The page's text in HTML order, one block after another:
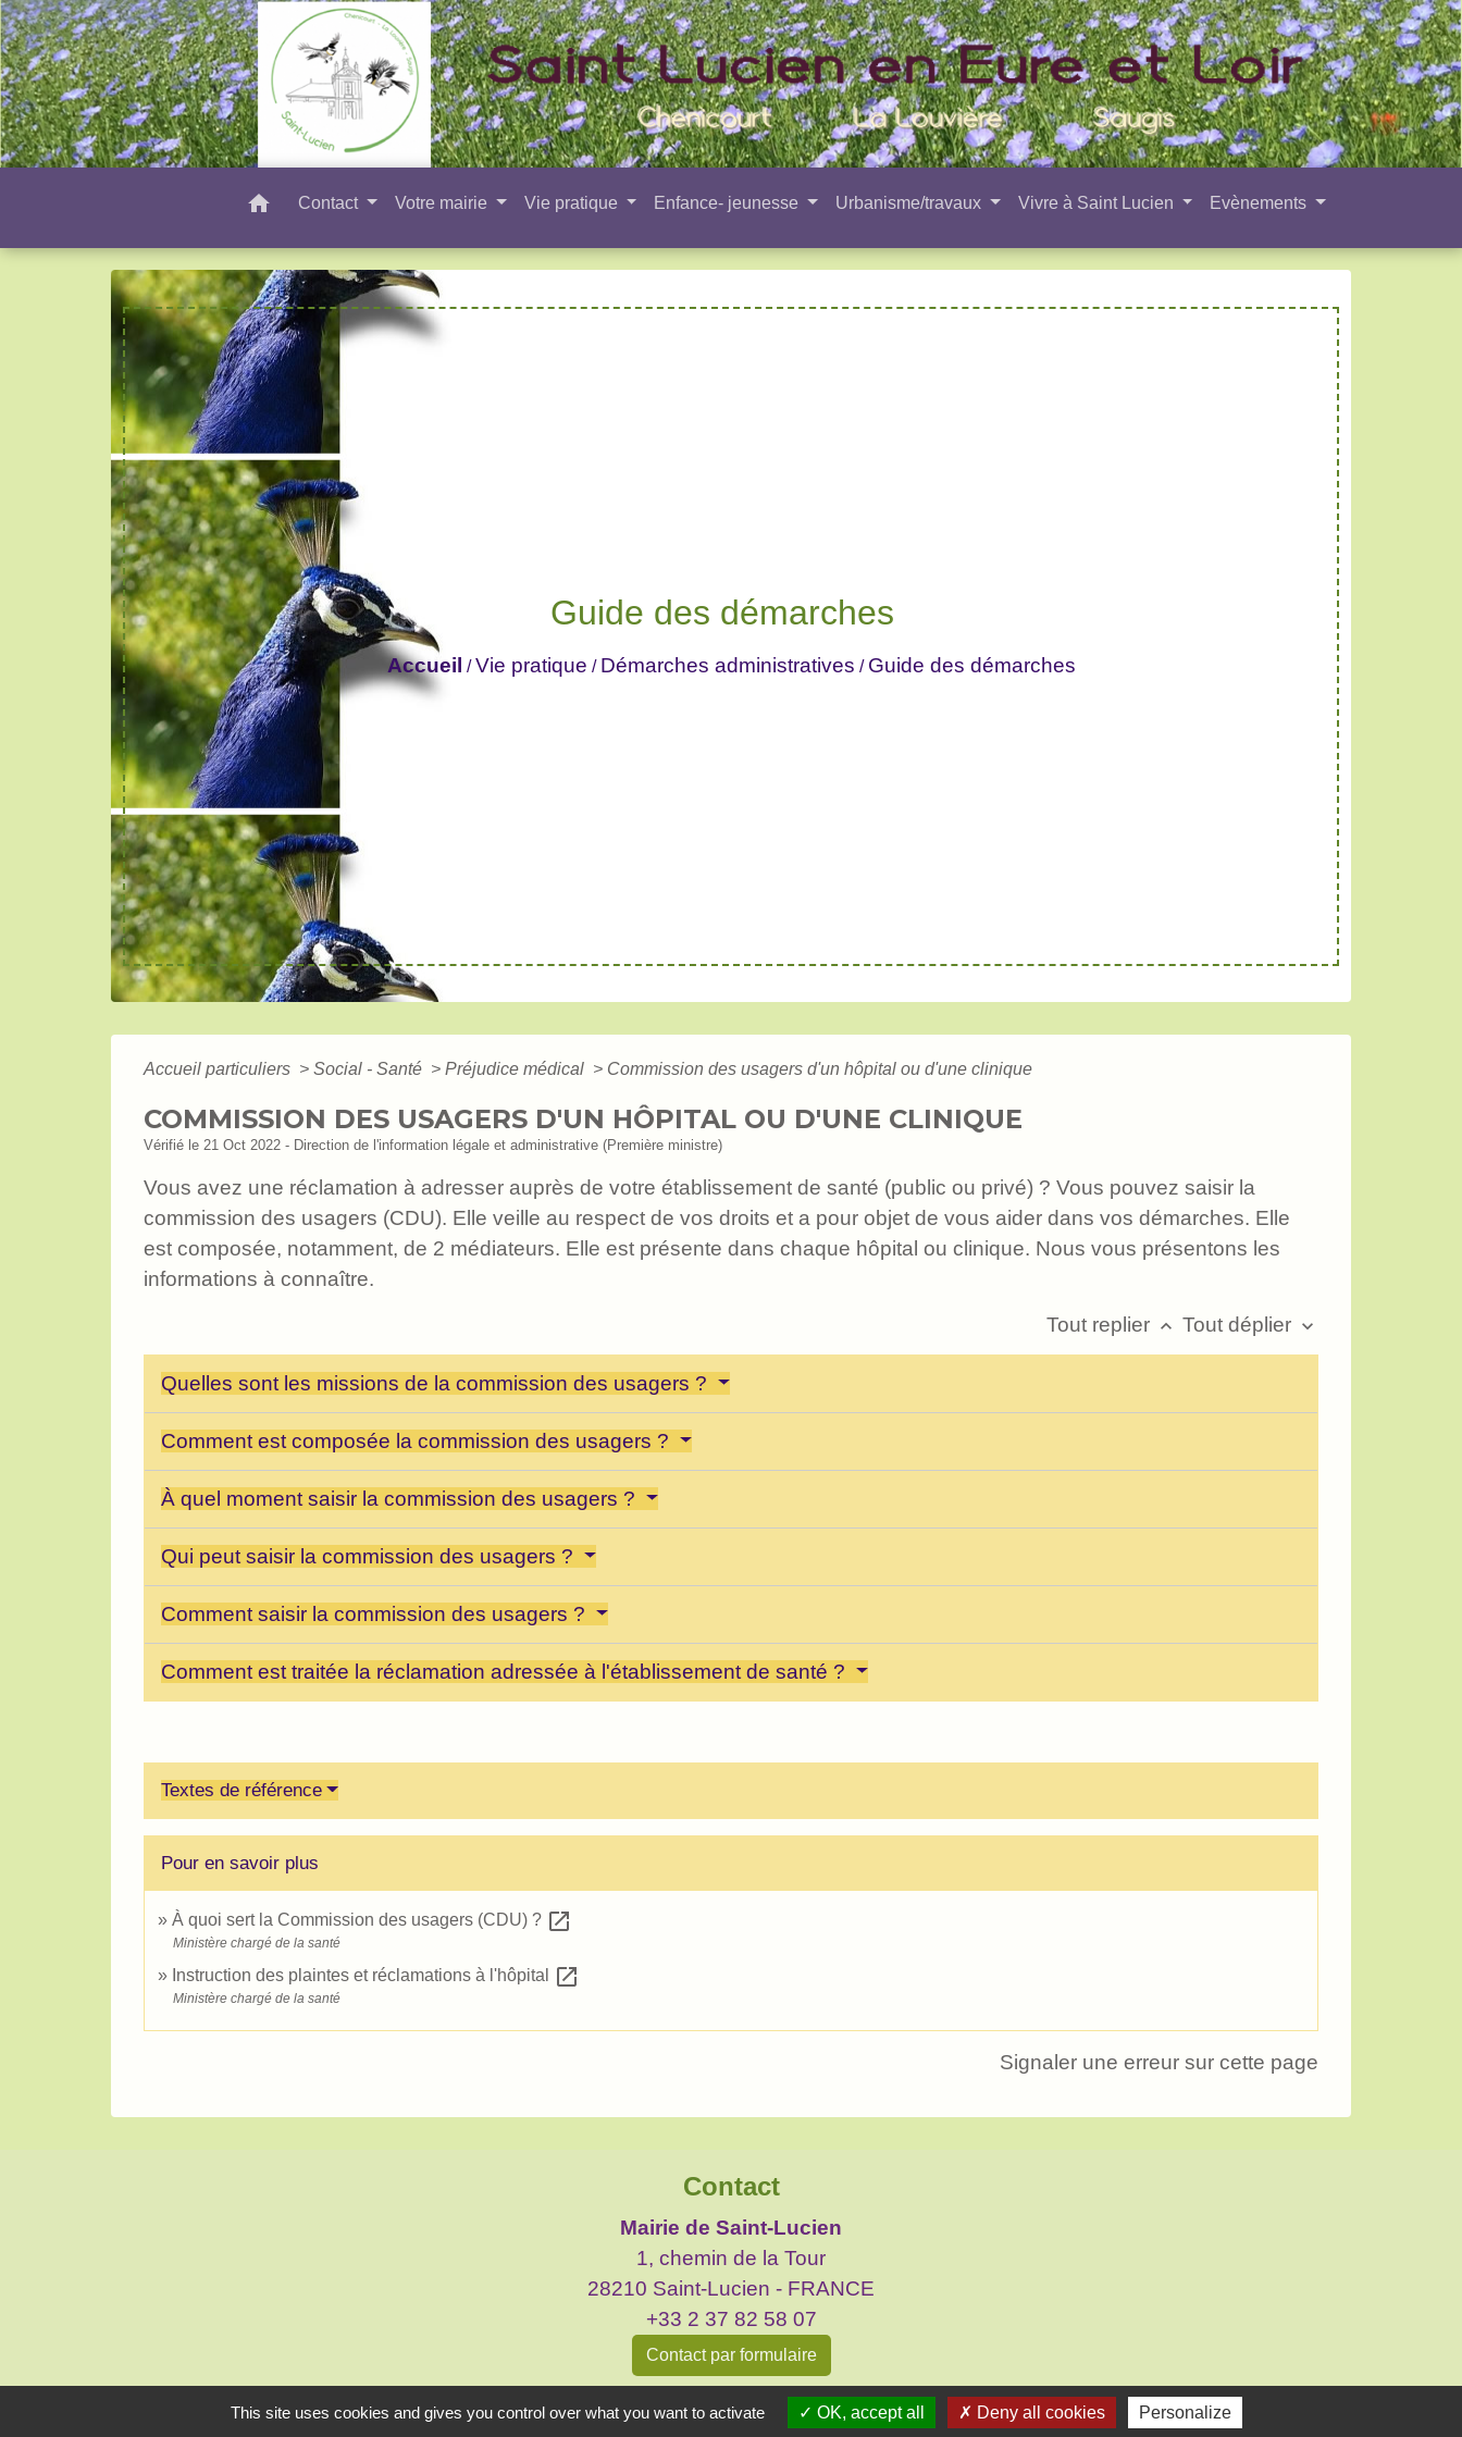
home Contact Votre mairie Vie pratique Enfance- jeunesse Urbanisme/travaux Vivre à Saint Lucien Evènements
Guide des démarches
Accueil /Vie pratique / Démarches administratives / Guide des démarches
Accueil particuliers > Social - Santé > Préjudice médical > Commission des usagers d'un hôpital ou d'une clinique
COMMISSION DES USAGERS D'UN HÔPITAL OU D'UNE CLINIQUE
Vérifié le 21 Oct 2022 - Direction de l'information légale et administrative (Première ministre)
Vous avez une réclamation à adresser auprès de votre établissement de santé (public ou privé) ? Vous pouvez saisir la
commission des usagers (CDU). Elle veille au respect de vos droits et a pour objet de vous aider dans vos démarches. Elle
est composée, notamment, de 2 médiateurs. Elle est présente dans chaque hôpital ou clinique. Nous vous présentons les
informations à connaître.
Tout replier keyboard_arrow_up Tout déplier keyboard_arrow_down
Quelles sont les missions de la commission des usagers ?
Comment est composée la commission des usagers ?
À quel moment saisir la commission des usagers ?
Qui peut saisir la commission des usagers ?
Comment saisir la commission des usagers ?
Comment est traitée la réclamation adressée à l'établissement de santé ?
Textes de référence
Pour en savoir plus
À quoi sert la Commission des usagers (CDU) ? open_in_new
Ministère chargé de la santé
Instruction des plaintes et réclamations à l'hôpital open_in_new
Ministère chargé de la santé
Signaler une erreur sur cette page
Contact
Mairie de Saint-Lucien
1, chemin de la Tour
28210 Saint-Lucien - FRANCE
+33 2 37 82 58 07
Contact par formulaire
This site uses cookies and gives you control over what you want to activate OK, accept all Deny all cookies Personalize